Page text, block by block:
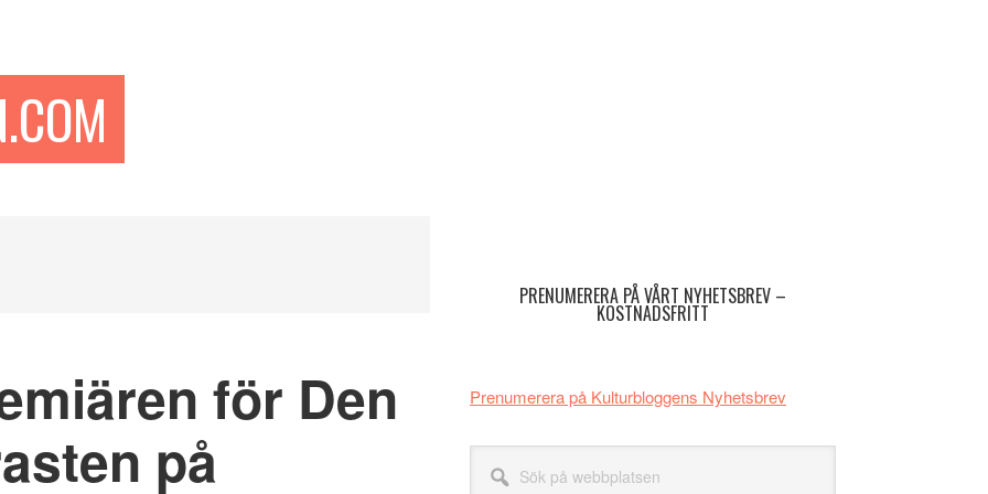
för Den
på
PRENUMERERA PÅ VÅRT NYHETSBREV –
KOSTNADSFRITT
Prenumerera på Kulturbloggens Nyhetsbrev